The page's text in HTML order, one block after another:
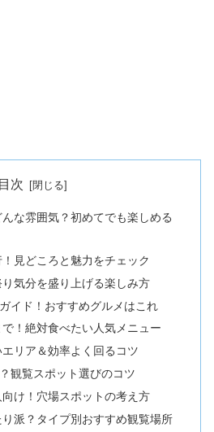
目次
な雰囲気？初めてでも楽しめる
見どころと魅力をチェック
気分を盛り上げる楽しみ方
イド！おすすめグルメはこれ
！絶対食べたい人気メニュー
リア＆効率よく回るコツ
観覧スポット選びのコツ
け！穴場スポットの考え方
派？タイプ別おすすめ観覧場所